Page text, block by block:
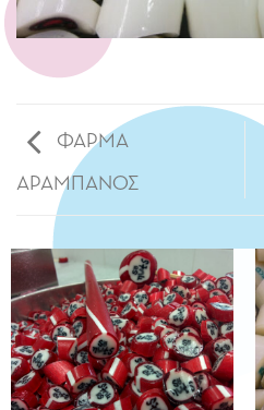
ΦΑΡΜΑ
ΑΡΑΜΠΑΝΟΣ